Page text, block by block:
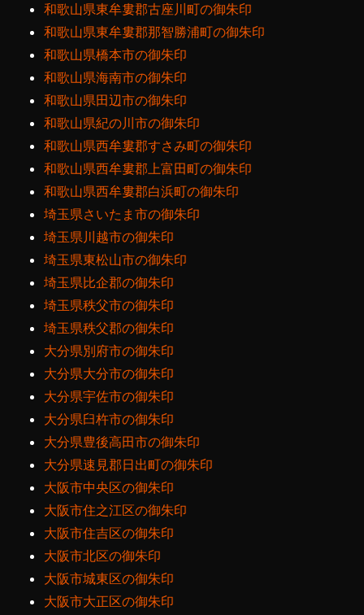
和歌山県東牟婁郡古座川町の御朱印
和歌山県東牟婁郡那智勝浦町の御朱印
和歌山県橋本市の御朱印
和歌山県海南市の御朱印
和歌山県田辺市の御朱印
和歌山県紀の川市の御朱印
和歌山県西牟婁郡すさみ町の御朱印
和歌山県西牟婁郡上富田町の御朱印
和歌山県西牟婁郡白浜町の御朱印
埼玉県さいたま市の御朱印
埼玉県川越市の御朱印
埼玉県東松山市の御朱印
埼玉県比企郡の御朱印
埼玉県秩父市の御朱印
埼玉県秩父郡の御朱印
大分県別府市の御朱印
大分県大分市の御朱印
大分県宇佐市の御朱印
大分県臼杵市の御朱印
大分県豊後高田市の御朱印
大分県速見郡日出町の御朱印
大阪市中央区の御朱印
大阪市住之江区の御朱印
大阪市住吉区の御朱印
大阪市北区の御朱印
大阪市城東区の御朱印
大阪市大正区の御朱印